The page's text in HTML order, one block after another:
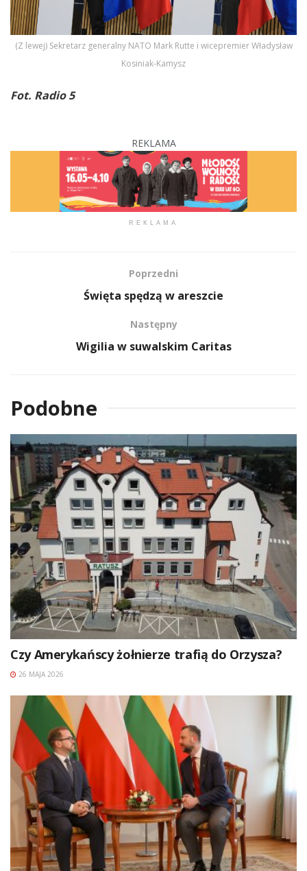
(Z lewej) Sekretarz generalny NATO Mark Rutte i wicepremier Władysław
Kosiniak-Kamysz
Fot. Radio 5
REKLAMA
REKLAMA
Poprzedni
Święta spędzą w areszcie
Następny
Wigilia w suwalskim Caritas
Podobne
Czy Amerykańscy żołnierze trafią do Orzysza?
26 MAJA 2026